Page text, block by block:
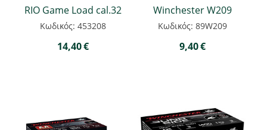
RIO Game Load cal.32
Κωδικός: 453208
14,40€
Winchester W209
Κωδικός: 89W209
9,40€